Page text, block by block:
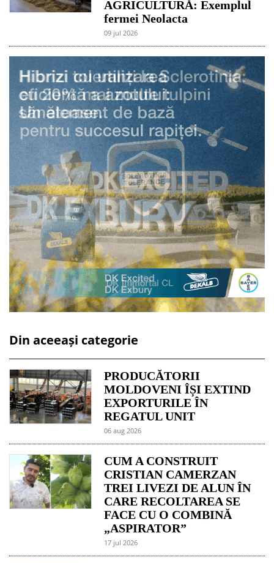
AGRICULTURĂ: Exemplul
fermei Neolacta
09 jul 2026
Din aceeași categorie
PRODUCĂTORII
MOLDOVENI ÎȘI EXTIND
EXPORTURILE ÎN
REGATUL UNIT
06 aug 2026
CUM A CONSTRUIT
CRISTIAN CAMERZAN
TREI LIVEZI DE ALUN ÎN
CARE RECOLTAREA SE
FACE CU O COMBINĂ
„ASPIRATOR”
17 jul 2026